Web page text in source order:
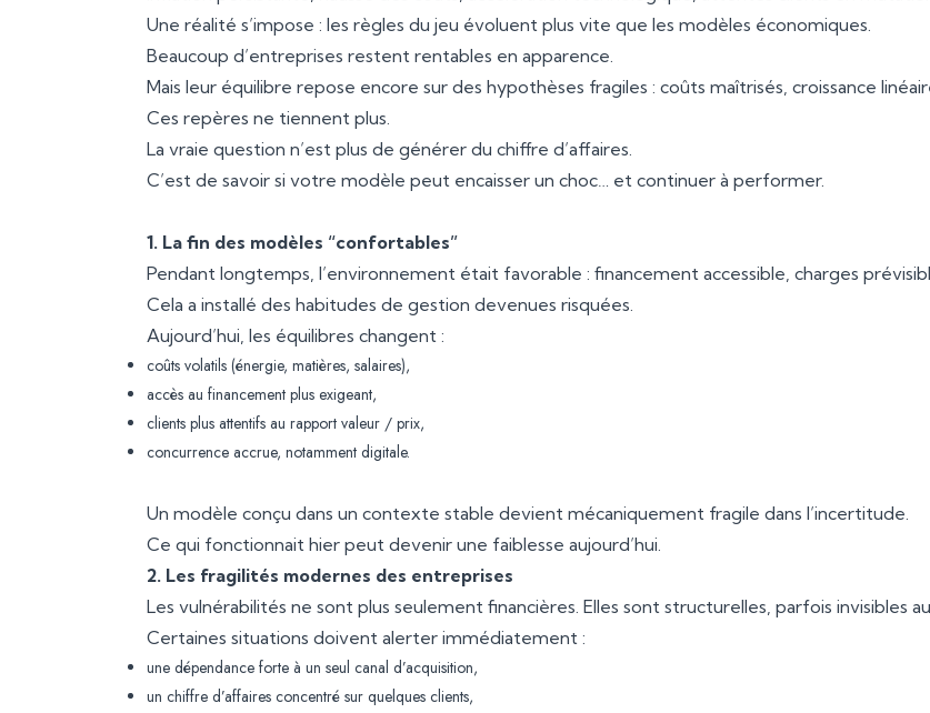
Une réalité s’impose : les règles du jeu évoluent plus vite que les modèles économiques.
Beaucoup d’entreprises restent rentables en apparence.
Mais leur équilibre repose encore sur des hypothèses fragiles : coûts maîtrisés, croissance
Ces repères ne tiennent plus.
La vraie question n’est plus de générer du chiffre d’affaires.
C’est de savoir si votre modèle peut encaisser un choc… et continuer à performer.
1. La fin des modèles “confortables”
Pendant longtemps, l’environnement était favorable : financement accessible, charges
Cela a installé des habitudes de gestion devenues risquées.
Aujourd’hui, les équilibres changent :
coûts volatils (énergie, matières, salaires),
accès au financement plus exigeant,
clients plus attentifs au rapport valeur / prix,
concurrence accrue, notamment digitale.
Un modèle conçu dans un contexte stable devient mécaniquement fragile dans l’incertitude.
Ce qui fonctionnait hier peut devenir une faiblesse aujourd’hui.
2. Les fragilités modernes des entreprises
Les vulnérabilités ne sont plus seulement financières. Elles sont structurelles, parfois invisibles
Certaines situations doivent alerter immédiatement :
une dépendance forte à un seul canal d’acquisition,
un chiffre d’affaires concentré sur quelques clients,